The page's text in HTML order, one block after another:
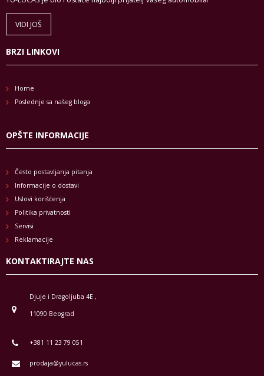
VIDI JOŠ
BRZI LINKOVI
Home
Poslednje sa našeg bloga
OPŠTE INFORMACIJE
Često postavljanja pitanja
Informacije o dostavi
Uslovi korišćenja
Politika privatnosti
Servisi
Reklamacije
KONTAKTIRAJTE NAS
Djuje i Dragoljuba 4E ,
11090 Beograd
+381 11 23 79 051
prodaja@yulucas.rs